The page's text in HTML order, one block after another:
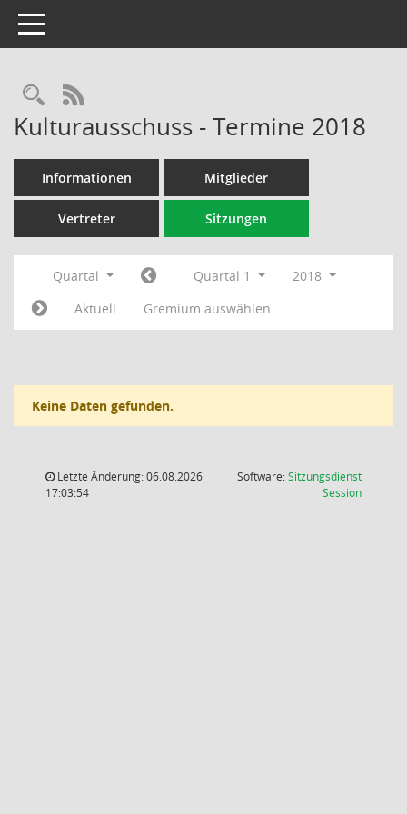
Toggle navigation
Rechercheauswahl
RSS-Feed
Kulturausschuss - Termine 2018
Informationen Mitglieder
Vertreter Sitzungen
Quartal Quartal 1
2018
Aktuell
Gremium auswählen
Keine Daten gefunden.
Letzte Änderung: 06.08.2026
17:03:54
Software:Sitzungsdienst
Session(Wird in